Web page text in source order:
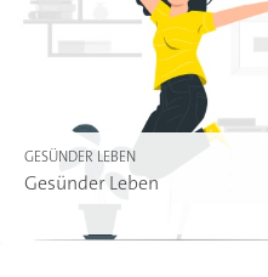
GESÜNDER LEBEN
Gesünder Leben